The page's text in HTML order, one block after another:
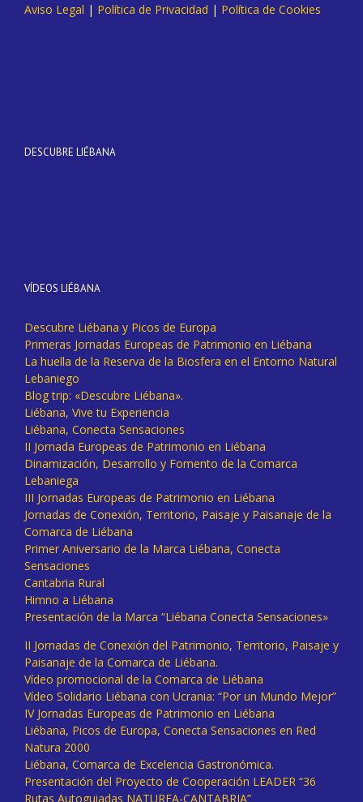
Aviso Legal | Política de Privacidad | Política de Cookies
DESCUBRE LIÉBANA
VÍDEOS LIÉBANA
Descubre Liébana y Picos de Europa
Primeras Jornadas Europeas de Patrimonio en Liébana
La huella de la Reserva de la Biosfera en el Entorno Natural
Lebaniego
Blog trip: «Descubre Liébana».
Liébana, Vive tu Experiencia
Liébana, Conecta Sensaciones
II Jornada Europeas de Patrimonio en Liébana
Dinamización, Desarrollo y Fomento de la Comarca
Lebaniega
III Jornadas Europeas de Patrimonio en Liébana
Jornadas de Conexión, Territorio, Paisaje y Paisanaje de la
Comarca de Liébana
Primer Aniversario de la Marca Liébana, Conecta
Sensaciones
Cantabria Rural
Himno a Liébana
Presentación de la Marca “Liébana Conecta Sensaciones»
II Jornadas de Conexión del Patrimonio, Territorio, Paisaje y
Paisanaje de la Comarca de Liébana.
Vídeo promocional de la Comarca de Liébana
Vídeo Solidario Liébana con Ucrania: “Por un Mundo Mejor”
IV Jornadas Europeas de Patrimonio en Liébana
Liébana, Picos de Europa, Conecta Sensaciones en Red
Natura 2000
Liébana, Comarca de Excelencia Gastronómica.
Presentación del Proyecto de Cooperación LEADER “36
Rutas Autoguiadas NATUREA-CANTABRIA”